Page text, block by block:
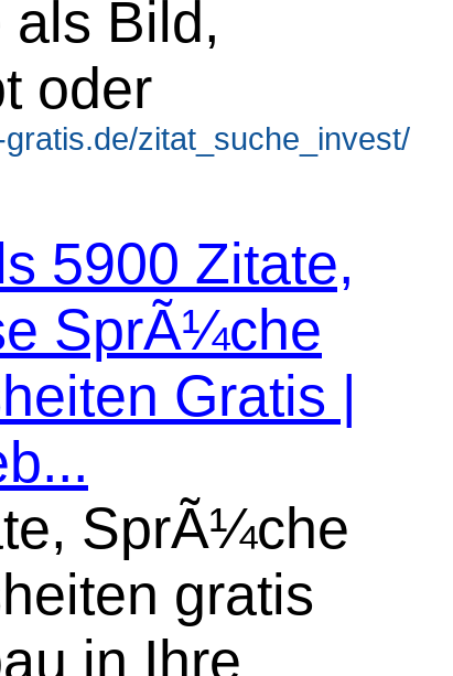
Bild,
oder
zitat_suche_invest/
5900 Zitate,
SprÃ¼che
Gratis |
SprÃ¼che
gratis
in Ihre